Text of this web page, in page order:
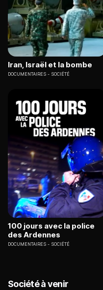
Iran, Israël et la bombe
DOCUMENTAIRES SOCIÉTÉ
100 jours avec la police
des Ardennes
DOCUMENTAIRES SOCIÉTÉ
Société à venir